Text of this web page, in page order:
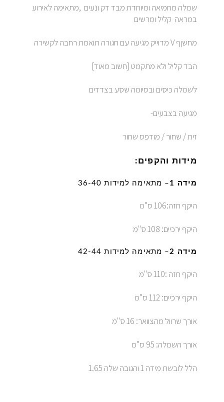
שמלה מחמיאה ומיוחדת מבד דק ונעים ,מתאימה לאירוע
במראה קליל ומרשים
מחשןף V מדוייק מגיעה עם חגורה תואמת רחבה לקשירה
הבד קליל ולא מתקמט [חשוב מאוד]
לשמלה כיסים ובסיומה שסע בצדדים
מגיעה בצבעים-
זית / שחור / מודפס שחור
מידות והקפים:
מידה 1 – מתאימה למידות 36-40
היקף חזה:106 ס"מ
היקף ירכיים: 108 ס"מ
מידה 2 – מתאימה למידות 42-44
היקף חזה :110 ס"מ
היקף ירכיים: 112 ס"מ
אורך שרוול מהצוואר: 16 ס"מ
אורך השמלה: 95 ס"מ
הלל לובשת מידה 1 והגובה שלה 1.65